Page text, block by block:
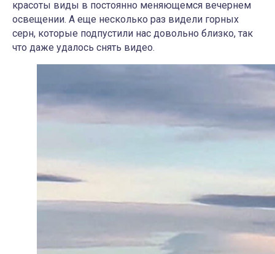
красоты виды в постоянно меняющемся вечернем
освещении. А еще несколько раз видели горных
серн, которые подпустили нас довольно близко, так
что даже удалось снять видео.